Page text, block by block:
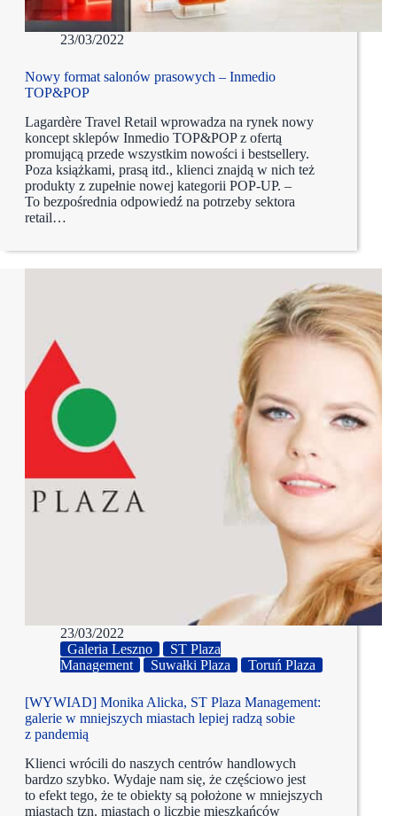
23/03/2022
Nowy format salonów prasowych – Inmedio
TOP&POP
Lagardère Travel Retail wprowadza na rynek nowy
koncept sklepów Inmedio TOP&POP z ofertą
promującą przede wszystkim nowości i bestsellery.
Poza książkami, prasą itd., klienci znajdą w nich też
produkty z zupełnie nowej kategorii POP-UP. –
To bezpośrednia odpowiedź na potrzeby sektora
retail…
23/03/2022
Galeria Leszno
ST Plaza
Management
Suwałki Plaza Toruń Plaza
[WYWIAD] Monika Alicka, ST Plaza Management:
galerie w mniejszych miastach lepiej radzą sobie
z pandemią
Klienci wrócili do naszych centrów handlowych
bardzo szybko. Wydaje nam się, że częściowo jest
to efekt tego, że te obiekty są położone w mniejszych
miastach tzn. miastach o liczbie mieszkańców